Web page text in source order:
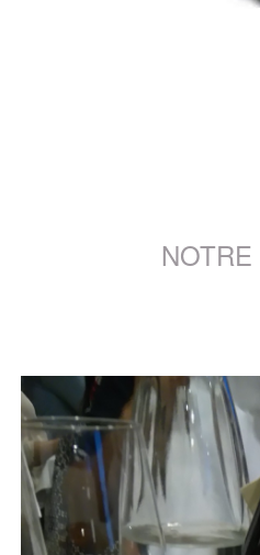
NOTRE